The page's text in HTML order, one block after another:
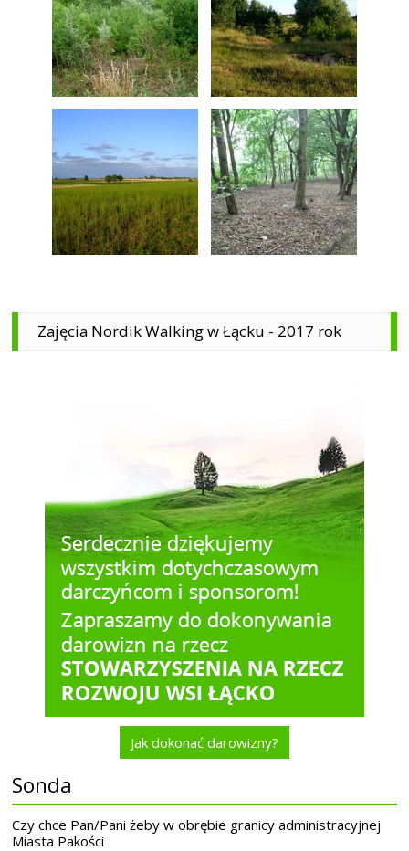
Zajęcia Nordik Walking w Łącku - 2017 rok
Jak dokonać darowizny?
Sonda
Czy chce Pan/Pani żeby w obrębie granicy administracyjnej
Miasta Pakości